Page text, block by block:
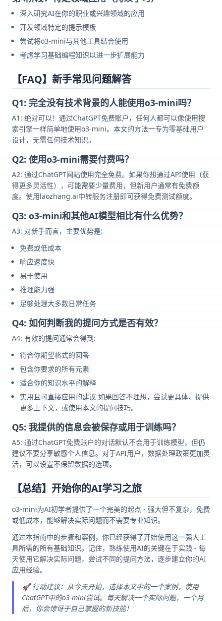
深入研究AI在你的职业或兴趣领域的应用
开发领域特定的提示模板
尝试将o3-mini与其他工具结合使用
考虑学习基础编程知识以进一步扩展能力
【FAQ】新手常见问题解答
Q1: 完全没有技术背景的人能使用o3-mini吗？
A1: 绝对可以！通过ChatGPT免费账户，任何人都可以像使用搜
索引擎一样简单地使用o3-mini。本文的方法一专为零基础用户
设计，无需任何技术知识。
Q2: 使用o3-mini需要付费吗？
A2: 通过ChatGPT网站使用完全免费。如果你想通过API使用（获
得更多灵活性），可能需要少量费用，但新用户通常有免费额
度。使用laozhang.ai中转服务注册即可获得免费测试额度。
Q3: o3-mini和其他AI模型相比有什么优势？
A3: 对新手而言，主要优势是:
免费或低成本
响应速度快
易于使用
推理能力强
足够处理大多数日常任务
Q4: 如何判断我的提问方式是否有效？
A4: 有效的提问通常会得到:
符合你期望格式的回答
包含你要求的所有元素
适合你的知识水平的解释
实用且可直接应用的建议 如果回答不理想，尝试更具体、提供
更多上下文，或使用本文的提问技巧。
Q5: 我提供的信息会被保存或用于训练吗？
A5: 通过ChatGPT免费账户的对话默认不会用于训练模型，但仍
建议不要分享敏感个人信息。对于API用户，数据处理政策更加灵
活，可以设置不保留数据的选项。
【总结】开始你的AI学习之旅
o3-mini为AI初学者提供了一个完美的起点 - 强大但不复杂，免费
或低成本，能够解决实际问题而不需要专业知识。
通过本指南中的步骤和案例，你已经获得了开始使用这一强大工
具所需的所有基础知识。记住，熟练使用AI的关键在于实践 - 每
天使用它解决实际问题，尝试不同的提问方法，逐步建立你的AI
应用经验。
🚀 行动建议：从今天开始，选择本文中的一个案例，使用
ChatGPT中的o3-mini尝试。每天解决一个实际问题，一个月
后，你会惊讶于自己掌握的新技能！